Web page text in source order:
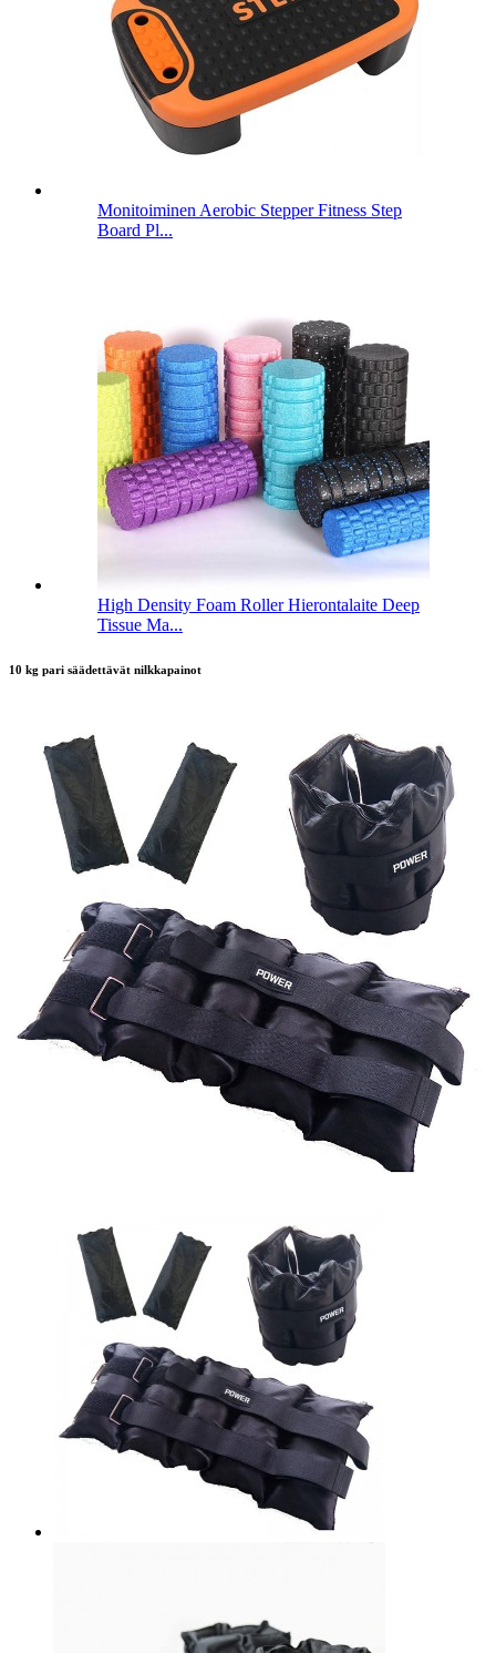
Monitoiminen Aerobic Stepper Fitness Step
Board Pl...
High Density Foam Roller Hierontalaite Deep
Tissue Ma...
10 kg pari säädettävät nilkkapainot